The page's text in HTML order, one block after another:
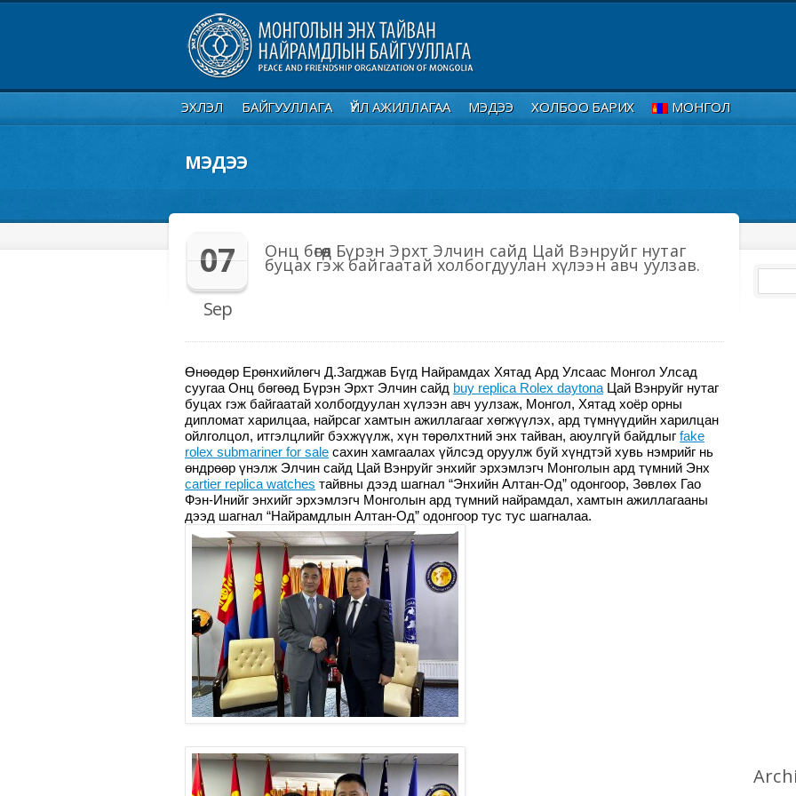
ЭХЛЭЛ БАЙГУУЛЛАГА ҮЙЛ АЖИЛЛАГАА МЭДЭЭ ХОЛБОО БАРИХ МОНГОЛ
МЭДЭЭ
07
Sep
Онц бөгөөд Бүрэн Эрхт Элчин сайд Цай Вэнруйг нутаг
буцах гэж байгаатай холбогдуулан хүлээн авч уулзав.
Өнөөдөр Ерөнхийлөгч Д.Загджав Бүгд Найрамдах Хятад Ард Улсаас Монгол Улсад
суугаа Онц бөгөөд Бүрэн Эрхт Элчин сайд buy replica Rolex daytona Цай Вэнруйг нутаг
буцах гэж байгаатай холбогдуулан хүлээн авч уулзаж, Монгол, Хятад хоёр орны
дипломат харилцаа, найрсаг хамтын ажиллагааг хөгжүүлэх, ард түмнүүдийн харилцан
ойлголцол, итгэлцлийг бэхжүүлж, хүн төрөлхтний энх тайван, аюулгүй байдлыг fake
rolex submariner for sale сахин хамгаалах үйлсэд оруулж буй хүндтэй хувь нэмрийг нь
өндрөөр үнэлж Элчин сайд Цай Вэнруйг энхийг эрхэмлэгч Монголын ард түмний Энх
cartier replica watches тайвны дээд шагнал “Энхийн Алтан-Од” одонгоор, Зөвлөх Гао
Фэн-Инийг энхийг эрхэмлэгч Монголын ард түмний найрамдал, хамтын ажиллагааны
дээд шагнал “Найрамдлын Алтан-Од” одонгоор тус тус шагналаа.